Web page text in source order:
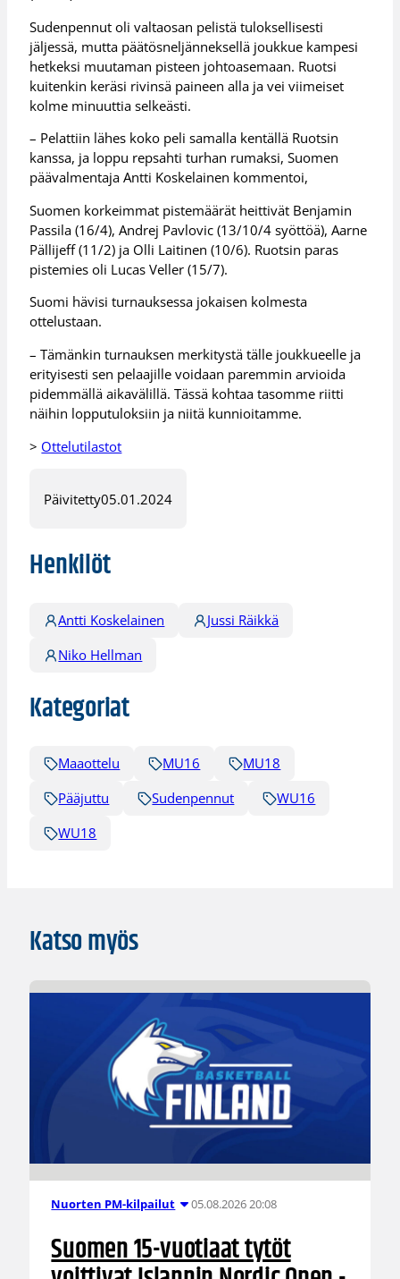
Sudenpennut oli valtaosan pelistä tuloksellisesti
jäljessä, mutta päätösneljänneksellä joukkue kampesi
hetkeksi muutaman pisteen johtoasemaan. Ruotsi
kuitenkin keräsi rivinsä paineen alla ja vei viimeiset
kolme minuuttia selkeästi.
– Pelattiin lähes koko peli samalla kentällä Ruotsin
kanssa, ja loppu repsahti turhan rumaksi, Suomen
päävalmentaja Antti Koskelainen kommentoi,
Suomen korkeimmat pistemäärät heittivät Benjamin
Passila (16/4), Andrej Pavlovic (13/10/4 syöttöä), Aarne
Pällijeff (11/2) ja Olli Laitinen (10/6). Ruotsin paras
pistemies oli Lucas Veller (15/7).
Suomi hävisi turnauksessa jokaisen kolmesta
ottelustaan.
– Tämänkin turnauksen merkitystä tälle joukkueelle ja
erityisesti sen pelaajille voidaan paremmin arvioida
pidemmällä aikavälillä. Tässä kohtaa tasomme riitti
näihin lopputuloksiin ja niitä kunnioitamme.
> Ottelutilastot
Päivitetty05.01.2024
Henkilöt
Antti Koskelainen
Jussi Räikkä
Niko Hellman
Kategoriat
Maaottelu MU16
MU18
Pääjuttu
Sudenpennut
WU16
WU18
Katso myös
Nuorten PM-kilpailut 05.08.2026 20:08
Suomen 15-vuotiaat tytöt